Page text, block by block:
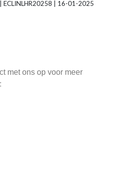
ECLINLHR20258 | 16-01-2025
met ons op voor meer